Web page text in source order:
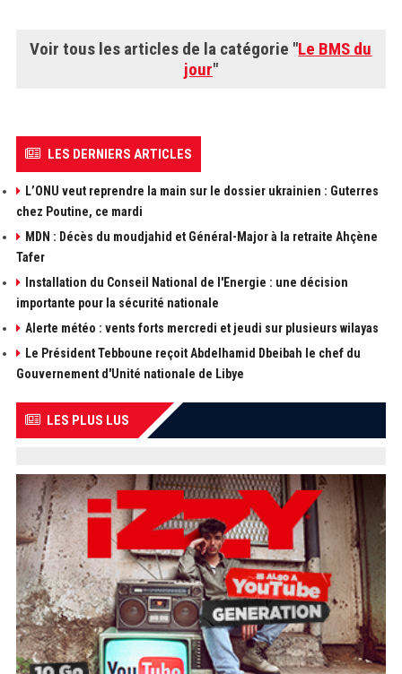
Voir tous les articles de la catégorie "Le BMS du
jour"
LES DERNIERS ARTICLES
L’ONU veut reprendre la main sur le dossier ukrainien : Guterres
chez Poutine, ce mardi
MDN : Décès du moudjahid et Général-Major à la retraite Ahçène
Tafer
Installation du Conseil National de l'Energie : une décision
importante pour la sécurité nationale
Alerte météo : vents forts mercredi et jeudi sur plusieurs wilayas
Le Président Tebboune reçoit Abdelhamid Dbeibah le chef du
Gouvernement d'Unité nationale de Libye
LES PLUS LUS